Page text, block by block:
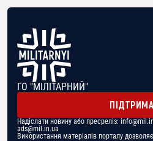
ГО "МІЛІТАРНИЙ"
Надіслати новину або пресреліз:
ads@mil.in.ua
Використання матеріалів порталу